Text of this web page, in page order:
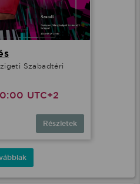
Szabadtéri
UTC+2
Részletek